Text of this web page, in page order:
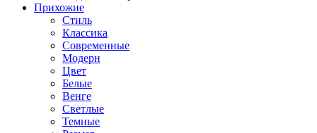
Прихожие
Стиль
Классика
Современные
Модерн
Цвет
Белые
Венге
Светлые
Темные